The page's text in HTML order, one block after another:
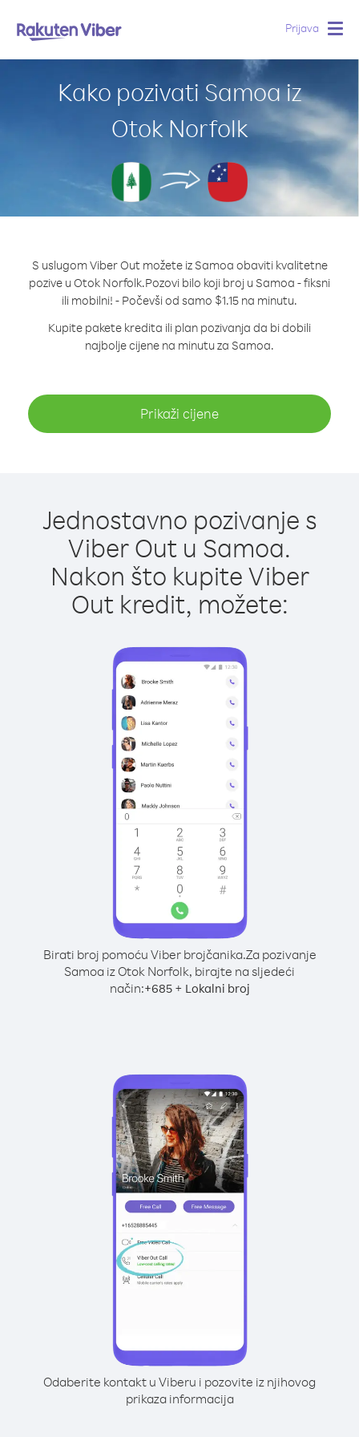
Prijava
Kako pozivati Samoa iz
Otok Norfolk
S uslugom Viber Out možete iz Samoa obaviti kvalitetne
pozive u Otok Norfolk.Pozovi bilo koji broj u Samoa - fiksni
ili mobilni! - Počevši od samo $1.15 na minutu.
Kupite pakete kredita ili plan pozivanja da bi dobili
najbolje cijene na minutu za Samoa.
Prikaži cijene
Jednostavno pozivanje s
Viber Out u Samoa.
Nakon što kupite Viber
Out kredit, možete:
Birati broj pomoću Viber brojčanika.Za pozivanje
Samoa iz Otok Norfolk, birajte na sljedeći
način:+685+ Lokalni broj
Odaberite kontakt u Viberu i pozovite iz njihovog
prikaza informacija